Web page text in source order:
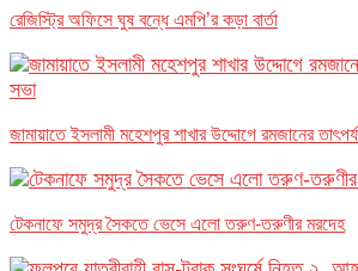
রেজিস্ট্রি অফিসে ঘুষ বন্ধে এমপি’র কড়া বার্তা
জামায়াতে ইসলামী মহেশপুর শাখার উদ্দোগে রমজানের
টেকনাফে সমুদ্র সৈকতে ভেসে এলো তরুণ-তরুণীর মরদেহ